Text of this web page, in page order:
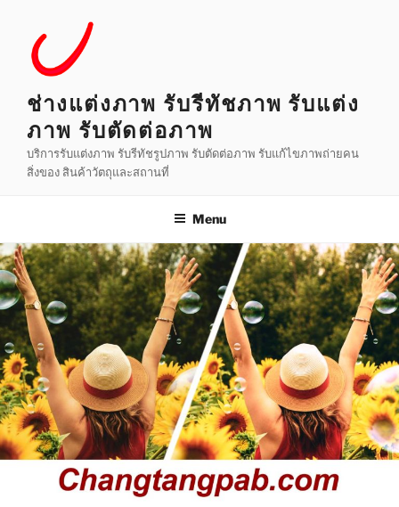
content
ช่างแต่งภาพ รับรีทัชภาพ รับแต่ง
ภาพ รับตัดต่อภาพ
บริการรับแต่งภาพ รับรีทัชรูปภาพ รับตัดต่อภาพ รับแก้ไขภาพถ่ายคน
สิ่งของ สินค้าวัตถุและสถานที่
Menu